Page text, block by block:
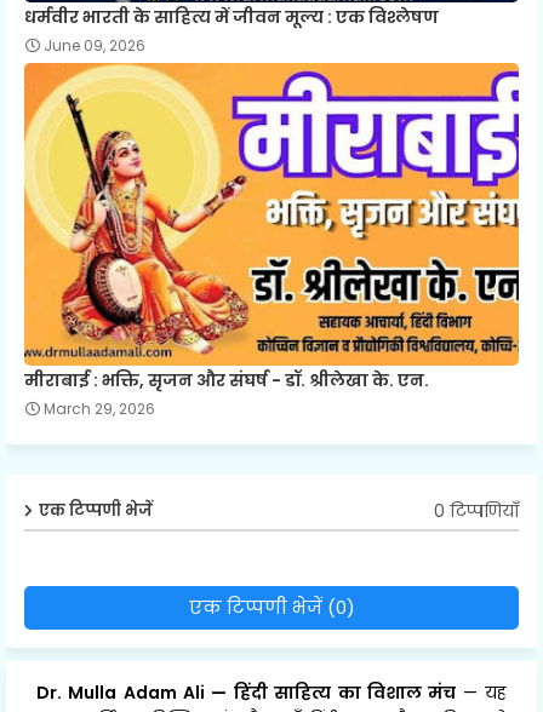
धर्मवीर भारती के साहित्य में जीवन मूल्य : एक विश्लेषण
June 09, 2026
मीराबाई : भक्ति, सृजन और संघर्ष - डॉ. श्रीलेखा के. एन.
March 29, 2026
एक टिप्पणी भेजें 0 टिप्पणियाँ
एक टिप्पणी भेजें (0)
Dr. Mulla Adam Ali — हिंदी साहित्य का विशाल मंच — यह